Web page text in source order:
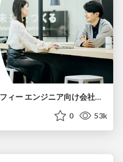
【５分でわかる】セーフィー エンジニア向け会社紹介
0 53k